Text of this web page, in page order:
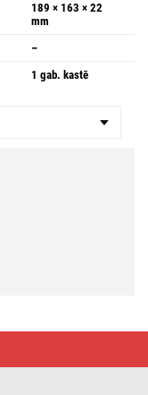
189 × 163 × 22
mm
–
1 gab. kastē